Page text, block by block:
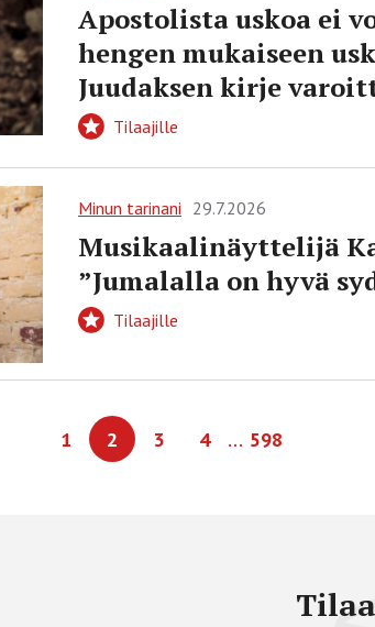
Apostolista uskoa ei
hengen mukaiseen
Juudaksen kirje
Tilaajille
Minun tarinani 29.7.2026
Musikaalinäyttelijä
”Jumalalla on hyvä
Tilaajille
1 2 3 4 … 598